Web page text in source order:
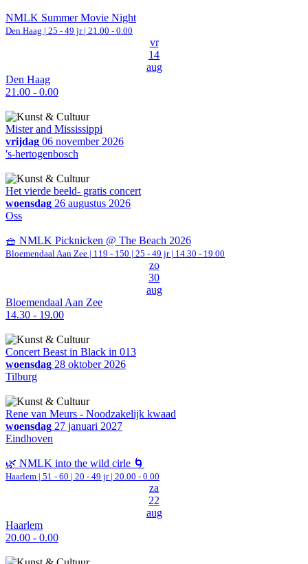
NMLK Summer Movie Night
Den Haag | 25 - 49 jr | 21.00 - 0.00
vr
14
aug
Den Haag
21.00 - 0.00
Mister and Mississippi
vrijdag 06 november 2026
's-hertogenbosch
Het vierde beeld- gratis concert
woensdag 26 augustus 2026
Oss
🧺 NMLK Picknicken @ The Beach 2026
Bloemendaal Aan Zee | 119 - 150 | 25 - 49 jr | 14.30 - 19.00
zo
30
aug
Bloemendaal Aan Zee
14.30 - 19.00
Concert Beast in Black in 013
woensdag 28 oktober 2026
Tilburg
Rene van Meurs - Noodzakelijk kwaad
woensdag 27 januari 2027
Eindhoven
🌿 NMLK into the wild cirle 🌀
Haarlem | 51 - 60 | 20 - 49 jr | 20.00 - 0.00
za
22
aug
Haarlem
20.00 - 0.00